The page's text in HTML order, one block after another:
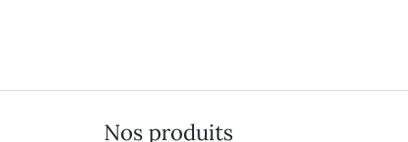
Nos produits